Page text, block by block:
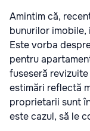
Amintim că,
bunurilor
Este vorba
pentru
fuseseră
estimări reflectă
proprietarii sunt
este cazul, să le